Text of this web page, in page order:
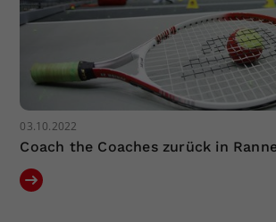
03.10.2022
Coach the Coaches zurück in